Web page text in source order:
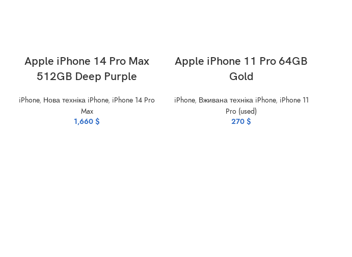
Apple iPhone 14 Pro Max
512GB Deep Purple
iPhone, Нова техніка iPhone, iPhone 14 Pro
Max
1,660 $
Apple iPhone 11 Pro 64GB
Gold
iPhone, Вживана техніка iPhone, iPhone 11
Pro (used)
270 $